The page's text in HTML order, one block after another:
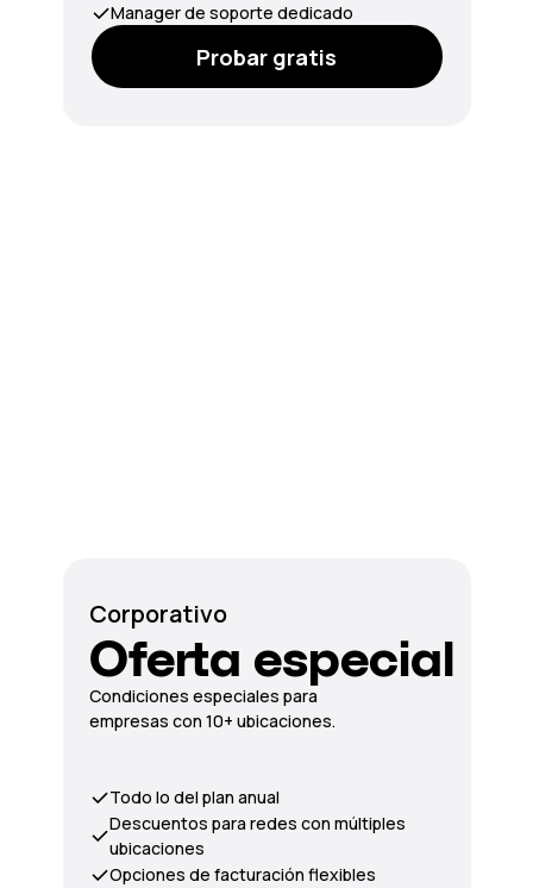
Manager de soporte dedicado
Probar gratis
Corporativo
Oferta especial
Condiciones especiales para
empresas con 10+ ubicaciones.
Todo lo del plan anual
Descuentos para redes con múltiples
ubicaciones
Opciones de facturación flexibles